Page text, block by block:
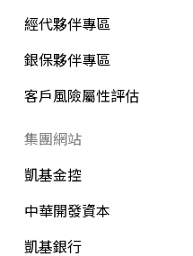
經代夥伴專區
銀保夥伴專區
客戶風險屬性評估
集團網站
凱基金控
中華開發資本
凱基銀行